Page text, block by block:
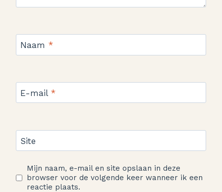
Naam *
E-mail *
Site
Mijn naam, e-mail en site opslaan in deze
browser voor de volgende keer wanneer ik een
reactie plaats.